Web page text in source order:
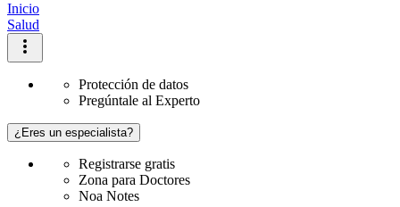
Inicio
Salud
Protección de datos
Pregúntale al Experto
¿Eres un especialista?
Registrarse gratis
Zona para Doctores
Noa Notes